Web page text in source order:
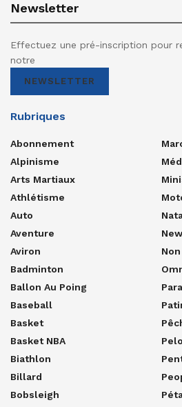
Newsletter
Effectuez une pré-inscription pour
notre
NEWSLETTER
Rubriques
Abonnement
Alpinisme
Arts Martiaux
Athlétisme
Auto
Aventure
Aviron
Badminton
Ballon Au Poing
Baseball
Basket
Basket NBA
Biathlon
Billard
Bobsleigh